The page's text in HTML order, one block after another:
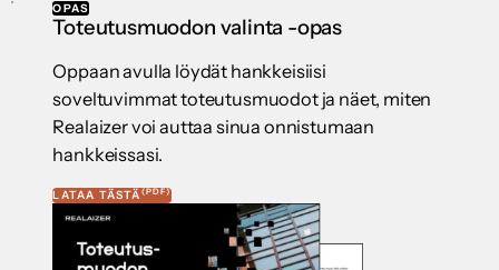
OPAS
Toteutusmuodon valinta -opas
Oppaan avulla löydät hankkeisiisi
soveltuvimmat toteutusmuodot ja näet, miten
Realaizer voi auttaa sinua onnistumaan
hankkeissasi.
LATAA TÄSTÄ (PDF)